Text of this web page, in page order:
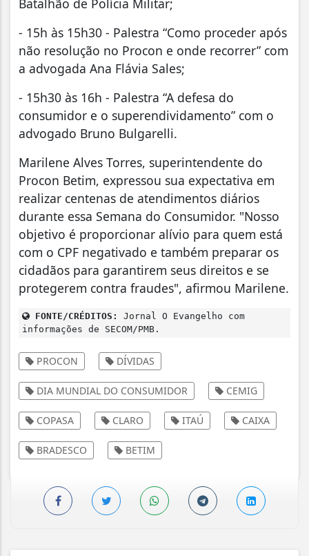
Batalhão de Polícia Militar;
- 15h às 15h30 - Palestra “Como proceder após
não resolução no Procon e onde recorrer” com
a advogada Ana Flávia Sales;
- 15h30 às 16h - Palestra “A defesa do
consumidor e o superendividamento” com o
advogado Bruno Bulgarelli.
Marilene Alves Torres, superintendente do
Procon Betim, expressou sua expectativa em
realizar centenas de atendimentos diários
durante essa Semana do Consumidor. "Nosso
objetivo é proporcionar alívio para quem está
com o CPF negativado e também preparar os
cidadãos para garantirem seus direitos e se
protegerem contra fraudes", afirmou Marilene.
FONTE/CRÉDITOS:
Jornal O Evangelho com
informações de SECOM/PMB.
PROCON DÍVIDAS
DIA MUNDIAL DO CONSUMIDOR CEMIG
COPASA CLARO ITAÚ CAIXA
BRADESCO BETIM